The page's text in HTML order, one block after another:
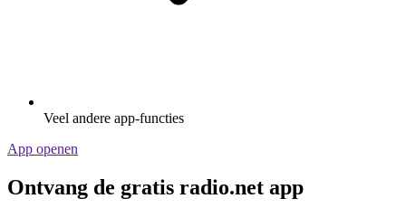
Veel andere app-functies
App openen
Ontvang de gratis radio.net app